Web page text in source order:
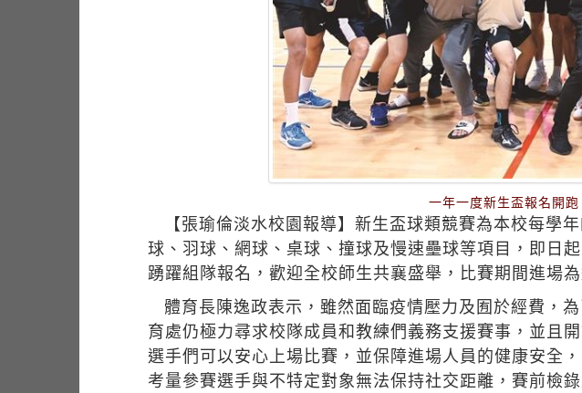
一年一度新生盃報名開跑
【張瑜倫淡水校園報導】新生盃球類競賽為本校每學
球、羽球、網球、桌球、撞球及慢速壘球等項目，即日
踴躍組隊報名，歡迎全校師生共襄盛舉，比賽期間進場
體育長陳逸政表示，雖然面臨疫情壓力及囿於經費，
育處仍極力尋求校隊成員和教練們義務支援賽事，並且
選手們可以安心上場比賽，並保障進場人員的健康安全
考量參賽選手與不特定對象無法保持社交距離，賽前檢